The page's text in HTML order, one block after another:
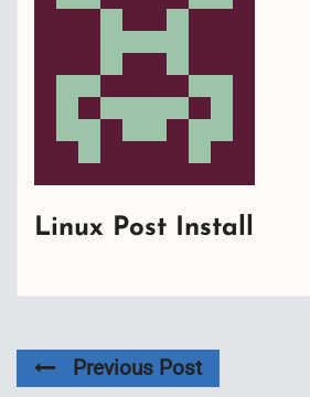
Linux Post Install
Previous Post